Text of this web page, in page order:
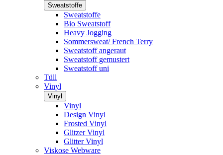
Sweatstoffe
Sweatstoffe
Bio Sweatstoff
Heavy Jogging
Sommersweat/ French Terry
Sweatstoff angeraut
Sweatstoff gemustert
Sweatstoff uni
Tüll
Vinyl
Vinyl
Vinyl
Design Vinyl
Frosted Vinyl
Glitzer Vinyl
Glitter Vinyl
Viskose Webware